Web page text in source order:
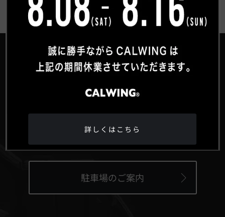
〒359-0027 埼玉県所沢市松郷342-6
Google Maps
駐車場のご案内
詳しくはこちら